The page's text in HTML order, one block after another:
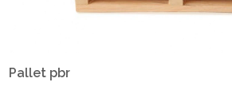
Pallet pbr